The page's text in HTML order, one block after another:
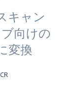
キャン
向けの
変換